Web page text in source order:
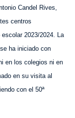
Candel Rives,
centros
2023/2024. La
ha iniciado con
en los colegios ni en
en su visita al
con el 50ª